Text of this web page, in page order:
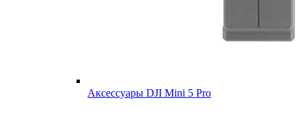
Аксессуары DJI Mini 5 Pro